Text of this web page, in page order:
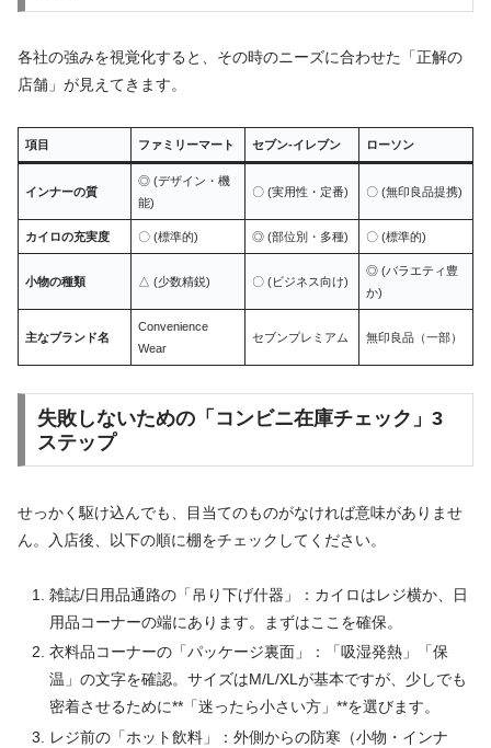
各社の強みを視覚化すると、その時のニーズに合わせた「正解の
店舗」が見えてきます。
項目 ファミリーマート セブン‐イレブン ローソン
インナーの質
◎ (デザイン・機
能)
〇 (実用性・定番) 〇 (無印良品提携)
カイロの充実度 〇 (標準的) ◎ (部位別・多種) 〇 (標準的)
小物の種類 △ (少数精鋭) 〇 (ビジネス向け)
◎ (バラエティ豊
か)
主なブランド名
Convenience
Wear
セブンプレミアム 無印良品（一部）
失敗しないための「コンビニ在庫チェック」3
ステップ
せっかく駆け込んでも、目当てのものがなければ意味がありませ
ん。入店後、以下の順に棚をチェックしてください。
雑誌/日用品通路の「吊り下げ什器」：カイロはレジ横か、日
用品コーナーの端にあります。まずはここを確保。
衣料品コーナーの「パッケージ裏面」：「吸湿発熱」「保
温」の文字を確認。サイズはM/L/XLが基本ですが、少しでも
密着させるために**「迷ったら小さい方」**を選びます。
レジ前の「ホット飲料」：外側からの防寒（小物・インナ